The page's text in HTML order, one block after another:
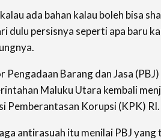
ada bahan kalau boleh bisa
dulu persisnya seperti apa baru
Pengadaan Barang dan Jasa
Maluku Utara kembali
Pemberantasan Korupsi (KPK) RI.
antirasuah itu menilai PBJ